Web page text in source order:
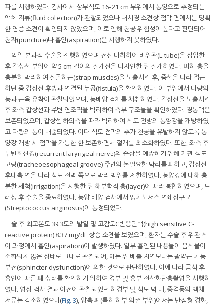
파를 시행하였다. 검사에서 상부식도 16–21 cm 부위에서 농양으로 추정되는
액체 저류(fluid collection)가 관찰되었으나 내시경 소견상 점막 면에서는 명확
한 염증 소견이 확인되지 않았으며, 이로 인해 천공 위험성이 높다고 판단되어
천자(puncture)나 흡인(aspiration)은 시행하지 못하였다.
익일 본과적 수술을 진행하였으며 전신 마취하에 비위관(L-tube)을 삽입한
후 갑상선 부위에 약 5 cm 길이의 절개선을 디자인한 뒤 절개하였다. 피하 층을
충분히 박리하여 설골하근(strap muscles)을 노출시킨 후, 중선을 따라 접근
하던 중 갑상선 후방과 연결된 누공(fistula)을 확인하였다. 이 부위에서 다량의
농과 근육 유착이 관찰되었으며, 농배양 검체를 채취하였다. 갑상선을 노출시킨
후 좌측 갑상선과 주변 연조직을 박리하여 측부 구조물을 확인하였다. 경동맥은
보존되었으며, 갑상선 하외측을 따라 박리하여 식도 전방의 농양강을 개방하였
고 다량의 농이 배출되었다. 이때 식도 점막의 추가 천공을 유발하지 않도록 농
양강 개방 시 점막을 가능한 한 보존하면서 절개를 최소화하였다. 또한, 좌측 후
두반회신경(recurrent laryngeal nerve)의 손상을 예방하기 위해 기관-식도
고랑(tracheoesophageal groove) 주변의 불필요한 박리를 피하고, 갑상선
후내측 연을 따라 식도 전벽 쪽으로 박리 범위를 제한하였다. 농양강에 대해 충
분한 세척(irrigation)을 시행한 뒤 해부학적 층(layer)에 따라 봉합하였으며, 드
레싱 후 수술을 종료하였다. 농양 배양 검사에서 앵기노서스 연쇄상구균
(Streptococcus anginosus)이 동정되었다.
술 후 최고온도 39.3도의 발열 및 고감도C반응단백(high sensitive C-
reactive protein) 8.37 mg/dL 상승 소견을 보였으며, 환자는 수술 후 위관 식
이 과정에서 흡인(aspiration)이 발생하였다. 일부 흡인된 내용물이 음식물이
소화되지 않은 상태로 그대로 관찰되어, 이는 위 배출 지연보다는 괄약근 기능
부전(sphincter dysfunction)에 의한 것으로 판단하였다. 이에 따라 금식 후
흡인에 따른 폐 상태를 확인하기 위하여 경부 및 흉부 전산화단층촬영을 시행하
였다. 영상 검사 결과 이전에 관찰되었던 하경부 및 식도 벽 내, 종격동의 액체
저류는 감소하였으나(Fig. 3), 양측 폐(특히 하부 의존 부위)에서는 반점형 경화,